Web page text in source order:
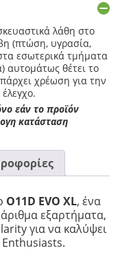
λάθη στο
(πτώση, υγρασία,
εσωτερικά τμήματα
αυτομάτως θέτει το
χρέωση για την
εάν το προϊόν
κατάσταση
O11D EVO XL, ένα
εξαρτήματα,
για να καλύψει
Enthusiasts.